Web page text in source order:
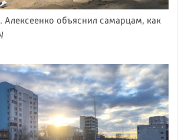
Алексеенко объяснил самарцам, как